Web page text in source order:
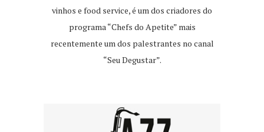
vinhos e food service, é um dos criadores do
programa “Chefs do Apetite” mais
recentemente um dos palestrantes no canal
“Seu Degustar”.